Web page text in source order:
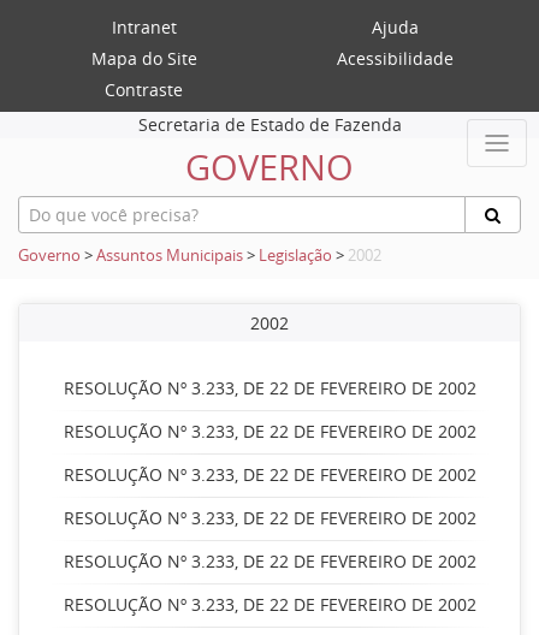
Intranet
Ajuda
Mapa do Site
Acessibilidade
Contraste
Secretaria de Estado de Fazenda
GOVERNO
Governo >Assuntos Municipais> Legislação > 2002
2002
RESOLUÇÃO Nº 3.233, DE 22 DE FEVEREIRO DE 2002
RESOLUÇÃO Nº 3.233, DE 22 DE FEVEREIRO DE 2002
RESOLUÇÃO Nº 3.233, DE 22 DE FEVEREIRO DE 2002
RESOLUÇÃO Nº 3.233, DE 22 DE FEVEREIRO DE 2002
RESOLUÇÃO Nº 3.233, DE 22 DE FEVEREIRO DE 2002
RESOLUÇÃO Nº 3.233, DE 22 DE FEVEREIRO DE 2002